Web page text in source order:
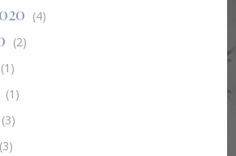
(4)
(2)
(1)
(1)
(3)
(3)